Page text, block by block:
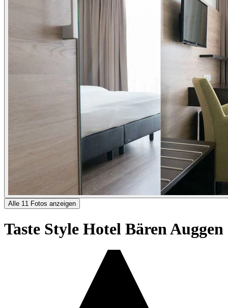
Alle 11 Fotos anzeigen
Taste Style Hotel Bären Auggen